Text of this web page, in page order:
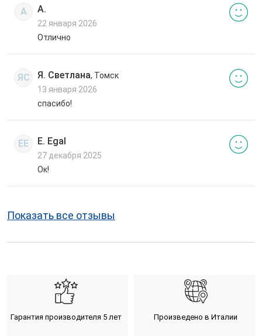
А А.
22 января 2026
Отлично
ЯС Я. Светлана, Томск
13 января 2026
спасибо!
EE E. Egal
27 декабря 2025
Ок!
Показать все отзывы
Гарантия производителя 5 лет Произведено в Италии